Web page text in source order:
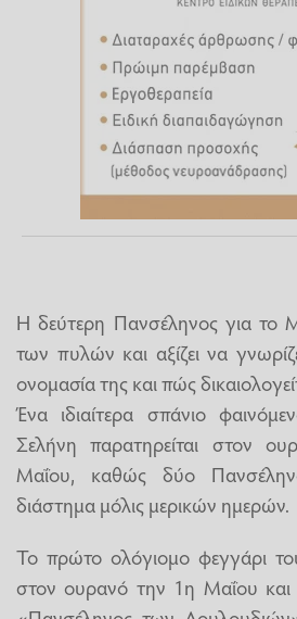
Η δεύτερη Πανσέληνος για το
των πυλών και αξίζει να
ονομασία της και πώς
Ένα ιδιαίτερα σπάνιο
Σελήνη παρατηρείται στον
Μαΐου, καθώς δύο
διάστημα μόλις μερικών ημερών.
Το πρώτο ολόγιομο φεγγάρι
στον ουρανό την 1η Μαΐου και